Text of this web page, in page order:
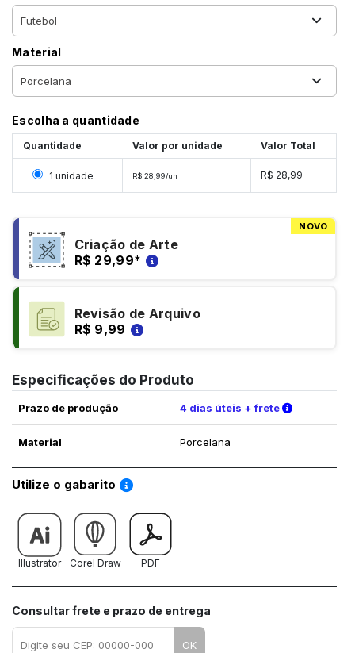
Material
Escolha a quantidade
Quantidade Valor por unidade Valor Total
Selecionar 1 unidade
1 unidade R$ 28,99/un R$ 28,99
NOVO
Criação de Arte
R$ 29,99*
Revisão de Arquivo
R$ 9,99
Especificações do Produto
Prazo de produção 4 dias úteis + frete Verifique
Material Porcelana
Utilize o gabarito Saiba como utilizar os nossos gabaritos
Illustrator Corel Draw PDF
Consultar frete e prazo de entrega
OK